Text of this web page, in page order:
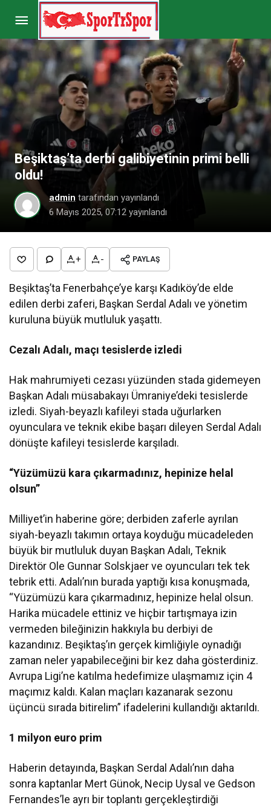
Beşiktaş’ta derbi galibiyetinin primi belli
oldu!
admin tarafından yayınlandı
6 Mayıs 2025, 07:12 yayınlandı
+ - PAYLAŞ
Beşiktaş’ta Fenerbahçe’ye karşı Kadıköy’de elde
edilen derbi zaferi, Başkan Serdal Adalı ve yönetim
kuruluna büyük mutluluk yaşattı.
Cezalı Adalı, maçı tesislerde izledi
Hak mahrumiyeti cezası yüzünden stada gidemeyen
Başkan Adalı müsabakayı Ümraniye’deki tesislerde
izledi. Siyah-beyazlı kafileyi stada uğurlarken
oyunculara ve teknik ekibe başarı dileyen Serdal Adalı
dönüşte kafileyi tesislerde karşıladı.
“Yüzümüzü kara çıkarmadınız, hepinize helal
olsun”
Milliyet’in haberine göre; derbiden zaferle ayrılan
siyah-beyazlı takımın ortaya koyduğu mücadeleden
büyük bir mutluluk duyan Başkan Adalı, Teknik
Direktör Ole Gunnar Solskjaer ve oyuncuları tek tek
tebrik etti. Adalı’nın burada yaptığı kısa konuşmada,
“Yüzümüzü kara çıkarmadınız, hepinize helal olsun.
Harika mücadele ettiniz ve hiçbir tartışmaya izin
vermeden bileğinizin hakkıyla bu derbiyi de
kazandınız. Beşiktaş’ın gerçek kimliğiyle oynadığı
zaman neler yapabileceğini bir kez daha gösterdiniz.
Avrupa Ligi’ne katılma hedefimize ulaşmamız için 4
maçımız kaldı. Kalan maçları kazanarak sezonu
üçüncü sırada bitirelim” ifadelerini kullandığı aktarıldı.
1 milyon euro prim
Haberin detayında, Başkan Serdal Adalı’nın daha
sonra kaptanlar Mert Günok, Necip Uysal ve Gedson
Fernandes’le ayrı bir toplantı gerçekleştirdiği
Mattia Ahmet Minguzzi’nin ailesi Trabzonspor
maçında
Yorum Yap Paylaş